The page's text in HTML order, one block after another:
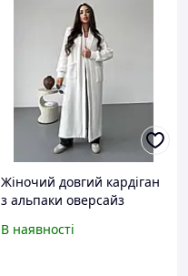
Жіночий довгий кардіган
з альпаки оверсайз
застібки з кишенями
В наявності